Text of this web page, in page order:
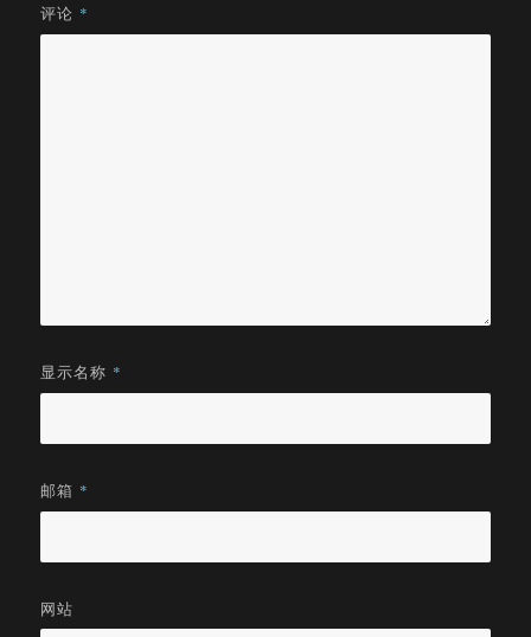
评论 *
显示名称 *
邮箱 *
网站